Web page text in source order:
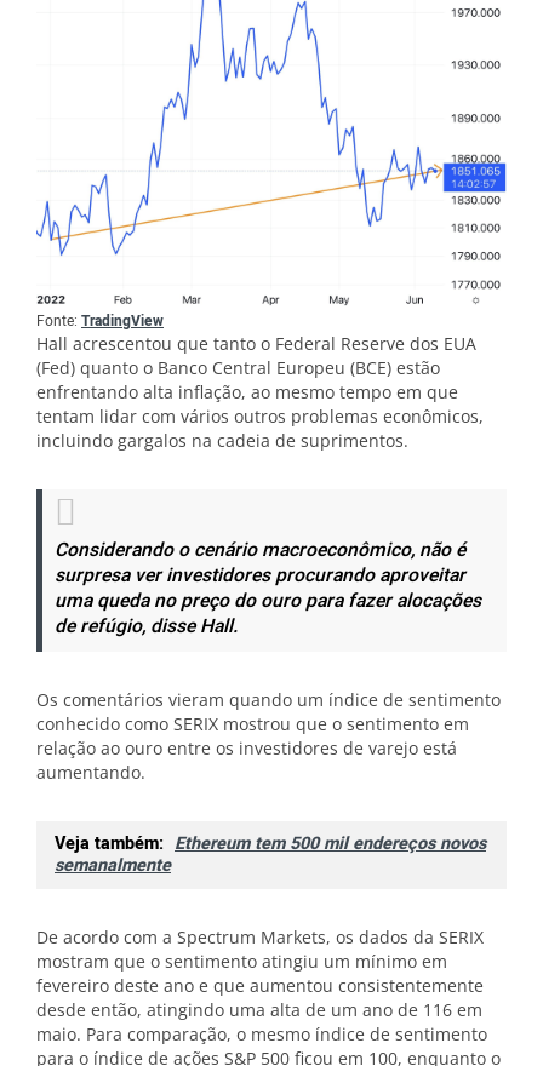
Fonte: TradingView
Hall acrescentou que tanto o Federal Reserve dos EUA
(Fed) quanto o Banco Central Europeu (BCE) estão
enfrentando alta inflação, ao mesmo tempo em que
tentam lidar com vários outros problemas econômicos,
incluindo gargalos na cadeia de suprimentos.
Considerando o cenário macroeconômico, não é
surpresa ver investidores procurando aproveitar
uma queda no preço do ouro para fazer alocações
de refúgio, disse Hall.
Os comentários vieram quando um índice de sentimento
conhecido como SERIX mostrou que o sentimento em
relação ao ouro entre os investidores de varejo está
aumentando.
Veja também: Ethereum tem 500 mil endereços novos
semanalmente
De acordo com a Spectrum Markets, os dados da SERIX
mostram que o sentimento atingiu um mínimo em
fevereiro deste ano e que aumentou consistentemente
desde então, atingindo uma alta de um ano de 116 em
maio. Para comparação, o mesmo índice de sentimento
para o índice de ações S&P 500 ficou em 100, enquanto o